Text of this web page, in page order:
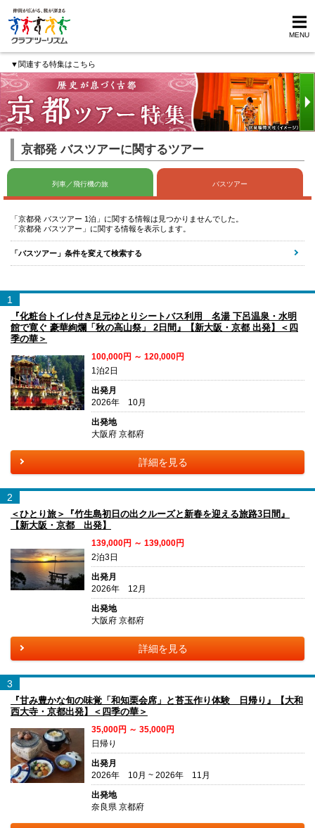
MENU
▼関連する特集はこちら
京都発 バスツアーに関するツアー
列車／飛行機の旅 バスツアー
「京都発 バスツアー 1泊」に関する情報は見つかりませんでした。
「京都発 バスツアー」に関する情報を表示します。
「バスツアー」条件を変えて検索する
1
『化粧台トイレ付き足元ゆとりシートバス利用 名湯 下呂温泉・水明
館で寛ぐ 豪華絢爛「秋の高山祭」 2日間』【新大阪・京都 出発】＜四
季の華＞
100,000円 ～ 120,000円
1泊2日
出発月
2026年 10月
出発地
大阪府 京都府
詳細を見る
2
＜ひとり旅＞『竹生島初日の出クルーズと新春を迎える旅路3日間』
【新大阪・京都 出発】
139,000円 ～ 139,000円
2泊3日
出発月
2026年 12月
出発地
大阪府 京都府
詳細を見る
3
『甘み豊かな旬の味覚「和知栗会席」と苔玉作り体験 日帰り』【大和
西大寺・京都出発】＜四季の華＞
35,000円 ～ 35,000円
日帰り
出発月
2026年 10月 ~ 2026年 11月
出発地
奈良県 京都府